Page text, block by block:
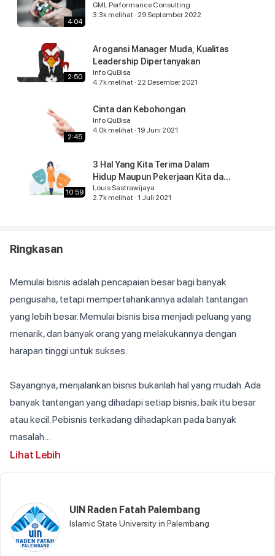
Kendala Dalam Berbisnis & Apa
Solusinya?
2 Kunci Sukses Seorang
Pengusaha
3.8k melihat · 4 September 2021
4:04
GML Performance Consulting
3.3k melihat · 29 September 2022
2:50
Arogansi Manager Muda, Kualitas
Leadership Dipertanyakan
Info QuBisa
4.7k melihat · 22 Desember 2021
2:45
Cinta dan Kebohongan
Info QuBisa
4.0k melihat · 19 Juni 2021
10:59
3 Hal Yang Kita Terima Dalam
Hidup Maupun Pekerjaan Kita dan
3 Cara Menyikapinya
Louis Sastrawijaya
2.7k melihat · 1 Juli 2021
Ringkasan
Memulai bisnis adalah pencapaian besar bagi banyak
pengusaha, tetapi mempertahankannya adalah tantangan
yang lebih besar. Memulai bisnis bisa menjadi peluang yang
menarik, dan banyak orang yang melakukannya dengan
harapan tinggi untuk sukses.
Sayangnya, menjalankan bisnis bukanlah hal yang mudah. Ada
banyak tantangan yang dihadapi setiap bisnis, baik itu besar
atau kecil. Pebisnis terkadang dihadapkan pada banyak
masalah…
Lihat Lebih
UIN Raden Fatah Palembang
Islamic State University in Palembang